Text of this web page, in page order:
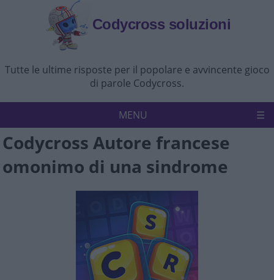
Codycross soluzioni
Tutte le ultime risposte per il popolare e avvincente gioco
di parole Codycross.
MENU
Codycross Politica sulla riservatezza
Disconoscimento Contattaci
Codycross Autore francese
omonimo di una sindrome